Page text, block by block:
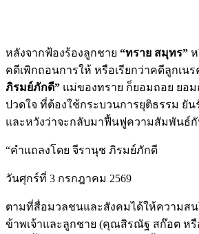
หลังจากฟ้องร้องลูกชาย “ทราย สมุทร”
คดีเพิกถอนการให้ หรือเรียกว่าคดีลูกเน
ภิรมย์ภักดี” แม่ของทราย ก็ยอมถอย ยอ
ปวดใจ ที่ต้องใช้กระบวนการยุติธรรม ยั
และหวังว่าจะกลับมาฟื้นฟูความสัมพันธ์
“คำแถลงโดย จีรานุช ภิรมย์ภักดี
วันศุกร์ที่ 3 กรกฎาคม 2569
ตามที่สื่อมวลชนและสังคมได้ให้ความส
ข้าพเจ้าและลูกชาย (คุณสิรณัฐ สก๊อต หรื